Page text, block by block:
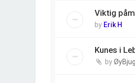
Viktig
by Erik H
Kunes i
by